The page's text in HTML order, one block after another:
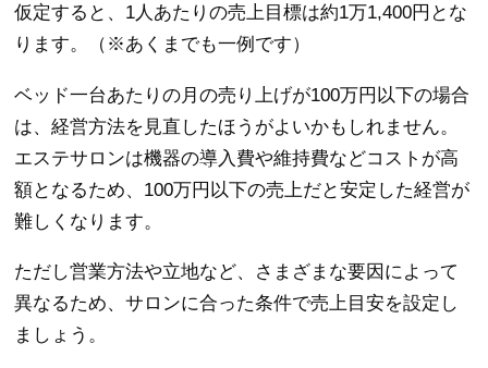
仮定すると、1人あたりの売上目標は約1万1,400円とな
ります。（※あくまでも一例です）
ベッド一台あたりの月の売り上げが100万円以下の場合
は、経営方法を見直したほうがよいかもしれません。
エステサロンは機器の導入費や維持費などコストが高
額となるため、100万円以下の売上だと安定した経営が
難しくなります。
ただし営業方法や立地など、さまざまな要因によって
異なるため、サロンに合った条件で売上目安を設定し
ましょう。